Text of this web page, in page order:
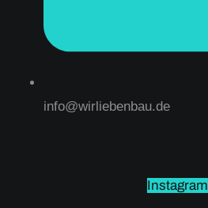
info@wirliebenbau.de
Instagram